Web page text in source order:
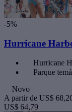
-5%
Hurricane
Hurricane
Parque
Novo
A partir de US$
US$ 64,79